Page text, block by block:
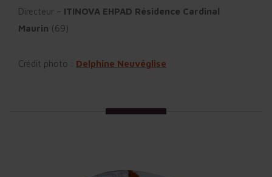
Directeur – ITINOVA EHPAD Résidence Cardinal
Maurin (69)
Crédit photo : Delphine Neuvéglise